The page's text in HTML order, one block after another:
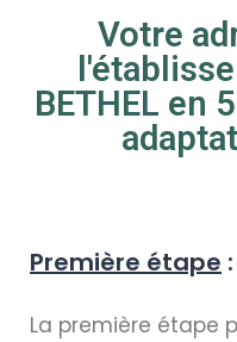
Votre
BETHEL en
Première étape
La première étape